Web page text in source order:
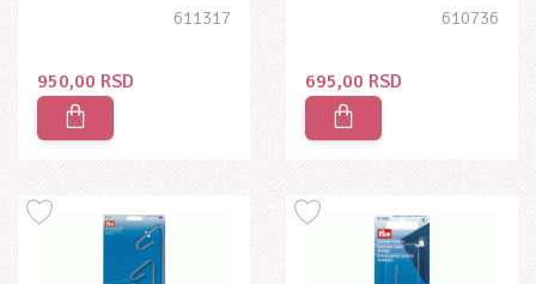
611317
950,00 RSD
610736
695,00 RSD